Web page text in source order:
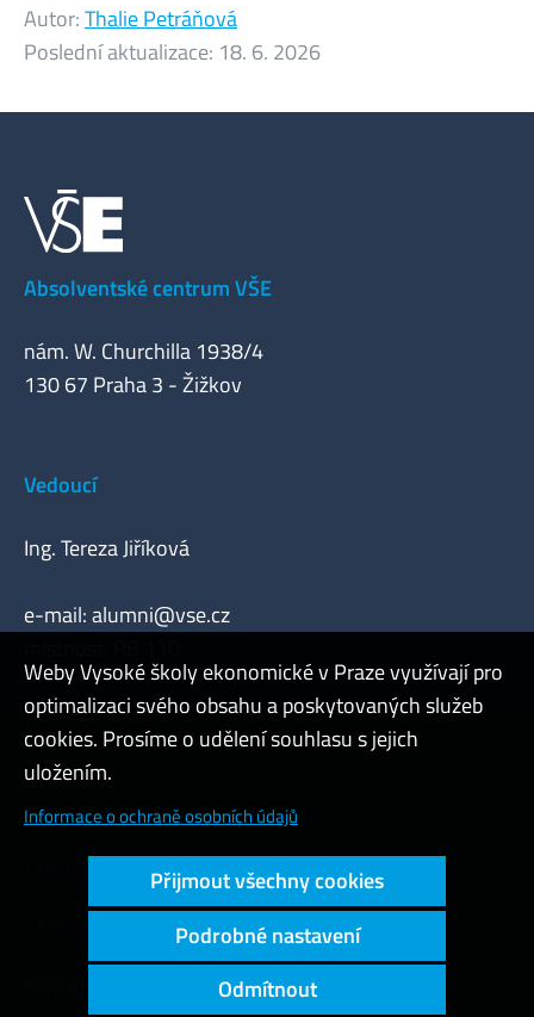
Autor:Thalie Petráňová
Poslední aktualizace: 18. 6. 2026
Absolventské centrum VŠE
nám. W. Churchilla 1938/4
130 67 Praha 3 - Žižkov
Vedoucí
Ing. Tereza Jiříková
e-mail:alumni@vse.cz
Admin
Cookies a ochrana osobních údajů
Přístupnost webu
Vysoký kontrast
Copyright © 2000 - 2026 Vysoká škola ekonomická v Praze
Weby Vysoké školy ekonomické v Praze využívají pro
optimalizaci svého obsahu a poskytovaných služeb
cookies. Prosíme o udělení souhlasu s jejich
uložením.
Informace o ochraně osobních údajů
Přijmout všechny cookies
Podrobné nastavení
Odmítnout